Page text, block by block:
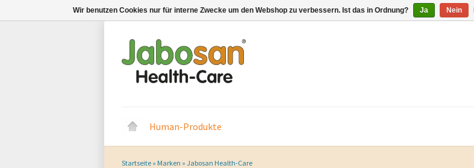
Human-Produkte
Startseite » Marken » Jabosan Health-Care
Wir benutzen Cookies nur für interne Zwecke um den Webshop zu verbessern. Ist das in Ordnung? Ja Nein